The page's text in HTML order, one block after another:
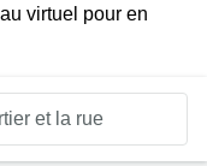
virtuel pour en